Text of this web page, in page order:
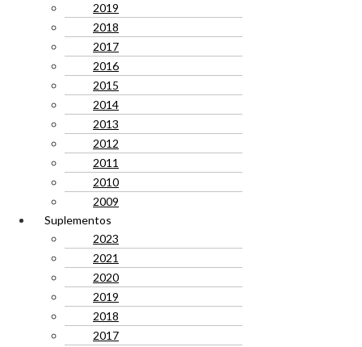
2019
2018
2017
2016
2015
2014
2013
2012
2011
2010
2009
Suplementos
2023
2021
2020
2019
2018
2017